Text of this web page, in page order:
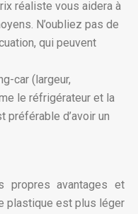
réaliste vous aidera à
N’oubliez pas de
qui peuvent
car (largeur,
le réfrigérateur et la
d’avoir un
propres avantages et
plastique est plus léger